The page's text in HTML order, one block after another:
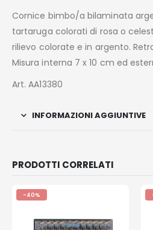
Cornice bimbo/a bilaminata
tartaruga colorati di rosa o
rilievo colorate e in argento.
Misura interna 7 x 10 cm ed
Art. AA13380
INFORMAZIONI AGGIUNTIVE
PRODOTTI CORRELATI
-40%